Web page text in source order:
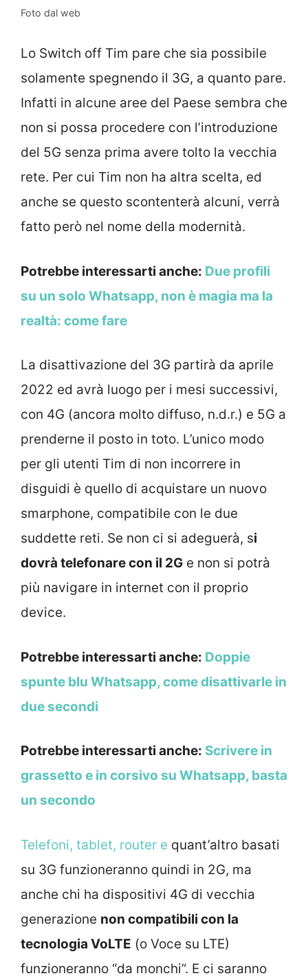
Foto dal web
Lo Switch off Tim pare che sia possibile
solamente spegnendo il 3G, a quanto pare.
Infatti in alcune aree del Paese sembra che
non si possa procedere con l’introduzione
del 5G senza prima avere tolto la vecchia
rete. Per cui Tim non ha altra scelta, ed
anche se questo scontenterà alcuni, verrà
fatto però nel nome della modernità.
Potrebbe interessarti anche: Due profili
su un solo Whatsapp, non è magia ma la
realtà: come fare
La disattivazione del 3G partirà da aprile
2022 ed avrà luogo per i mesi successivi,
con 4G (ancora molto diffuso, n.d.r.) e 5G a
prenderne il posto in toto. L’unico modo
per gli utenti Tim di non incorrere in
disguidi è quello di acquistare un nuovo
smarphone, compatibile con le due
suddette reti. Se non ci si adeguerà, si
dovrà telefonare con il 2G e non si potrà
più navigare in internet con il proprio
device.
Potrebbe interessarti anche: Doppie
spunte blu Whatsapp, come disattivarle in
due secondi
Potrebbe interessarti anche: Scrivere in
grassetto e in corsivo su Whatsapp, basta
un secondo
Telefoni, tablet, router e quant’altro basati
su 3G funzioneranno quindi in 2G, ma
anche chi ha dispositivi 4G di vecchia
generazione non compatibili con la
tecnologia VoLTE (o Voce su LTE)
funzioneranno “da monchi”. E ci saranno